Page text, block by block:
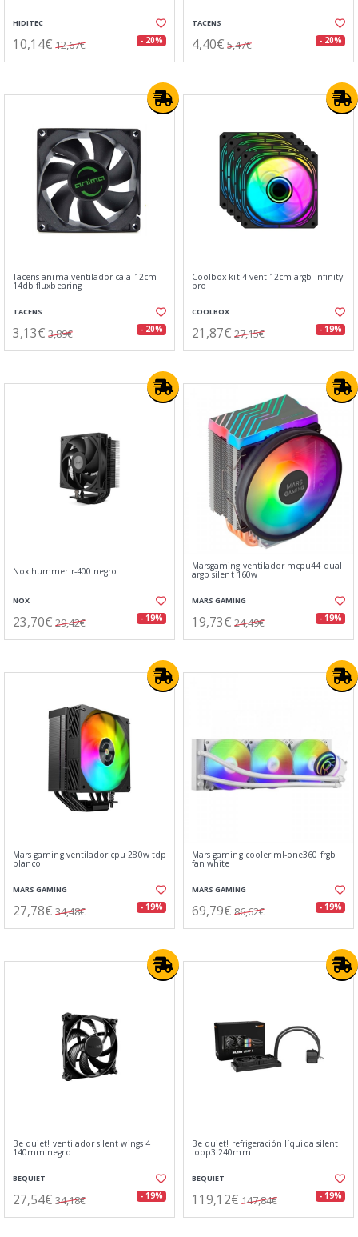
HIDITEC
10,14€ 12,67€ - 20%
TACENS
4,40€ 5,47€ - 20%
Tacens anima ventilador caja 12cm
14db fluxbearing
TACENS
3,13€ 3,89€ - 20%
Coolbox kit 4 vent.12cm argb infinity
pro
COOLBOX
21,87€ 27,15€ - 19%
Nox hummer r-400 negro
NOX
23,70€ 29,42€ - 19%
Marsgaming ventilador mcpu44 dual
argb silent 160w
MARS GAMING
19,73€ 24,49€ - 19%
Mars gaming ventilador cpu 280w tdp
blanco
MARS GAMING
27,78€ 34,48€ - 19%
Mars gaming cooler ml-one360 frgb
fan white
MARS GAMING
69,79€ 86,62€ - 19%
Be quiet! ventilador silent wings 4
140mm negro
BEQUIET
27,54€ 34,18€ - 19%
Be quiet! refrigeración líquida silent
loop3 240mm
BEQUIET
119,12€ 147,84€ - 19%